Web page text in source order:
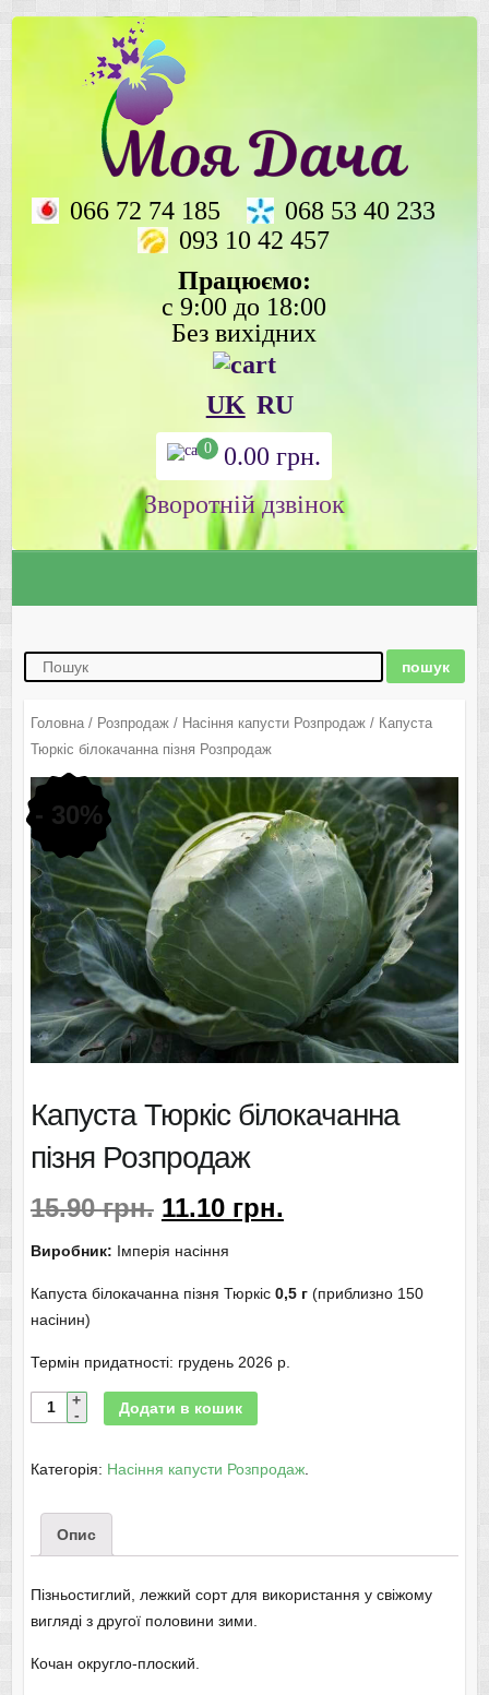
066 72 74 185
068 53 40 233
093 10 42 457
Працюємо:
с 9:00 до 18:00
Без вихідних
UK RU
0 0.00грн.
Зворотній дзвінок
Головна/ Розпродаж/ Насіння капусти Розпродаж/ Капуста
Тюркіс білокачанна пізня Розпродаж
- 30%
Капуста Тюркіс білокачанна
пізня Розпродаж
15.90грн. 11.10 грн.
Виробник: Імперія насіння
Капуста білокачанна пізня Тюркіс 0,5 г(приблизно 150
насінин)
Термін придатності: грудень 2026 р.
Додати в кошик
Категорія: Насіння капусти Розпродаж.
Опис
Пізньостиглий, лежкий сорт для використання у свіжому
вигляді з другої половини зими.
Кочан округло-плоский.